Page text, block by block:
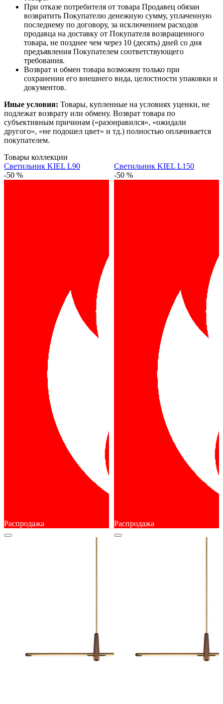
При отказе потребителя от товара Продавец обязан
возвратить Покупателю денежную сумму, уплаченную
последнему по договору, за исключением расходов
продавца на доставку от Покупателя возвращенного
товара, не позднее чем через 10 (десять) дней со дня
предъявления Покупателем соответствующего
требования.
Возврат и обмен товара возможен только при
сохранении его внешнего вида, целостности упаковки и
документов.
Иные условия: Товары, купленные на условиях уценки, не
подлежат возврату или обмену. Возврат товара по
субъективным причинам («разонравился», «ожидали
другого», «не подошел цвет» и тд.) полностью оплачивается
покупателем.
Товары коллекции
Светильник KIEL L90
-50 %
Распродажа
Светильник KIEL L150
-50 %
Распродажа